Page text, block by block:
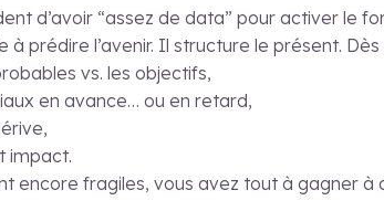
d’avoir “assez de data” pour activer le
à prédire l’avenir. Il structure le présent.
vs. les objectifs,
en avance… ou en retard,
impact.
encore fragiles, vous avez tout à gagner à